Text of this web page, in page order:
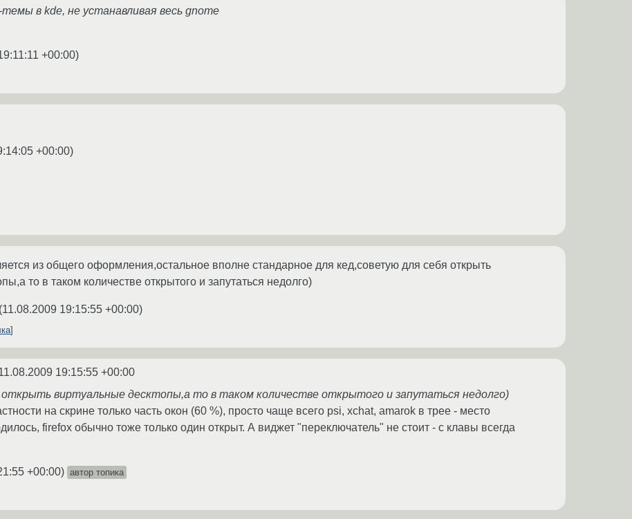
в kde, не устанавливая весь gnome
+00:00)
+00:00)
из общего оформления,остальное вполне стандарное для кед,советую для себя открыть
то в таком количестве открытого и запутаться недолго)
(11.08.2009 19:15:55 +00:00)
19:15:55 +00:00
открыть виртуальные десктопы,а то в таком количестве открытого и запутаться недолго)
на скрине только часть окон (60 %), просто чаще всего psi, xchat, amarok в трее - место
firefox обычно тоже только один открыт. А виджет "переключатель" не стоит - с клавы всегда
+00:00) автор топика